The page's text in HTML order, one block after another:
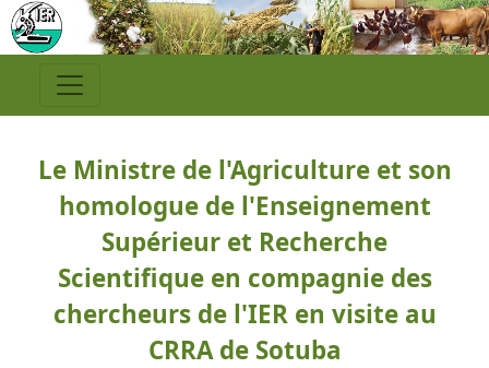
Le Ministre de l'Agriculture et son
homologue de l'Enseignement
Supérieur et Recherche
Scientifique en compagnie des
chercheurs de l'IER en visite au
CRRA de Sotuba